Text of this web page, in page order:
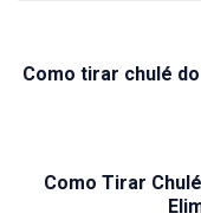
Como tirar chulé
Como Tirar